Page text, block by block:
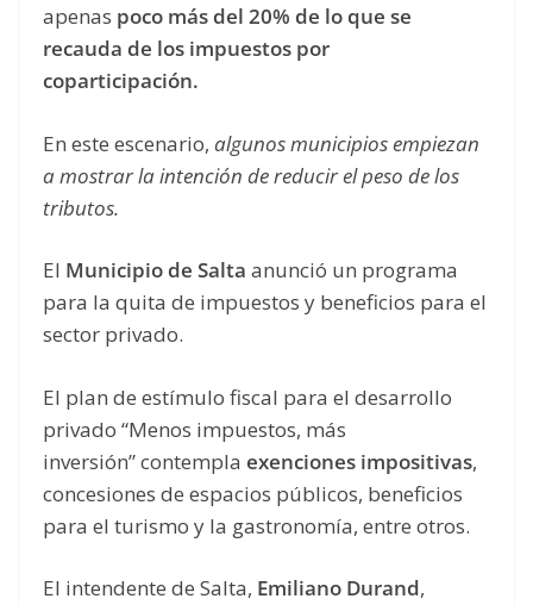
apenas poco más del 20% de lo que se
recauda de los impuestos por
coparticipación.
En este escenario, algunos municipios empiezan
a mostrar la intención de reducir el peso de los
tributos.
El Municipio de Salta anunció un programa
para la quita de impuestos y beneficios para el
sector privado.
El plan de estímulo fiscal para el desarrollo
privado “Menos impuestos, más
inversión” contempla exenciones impositivas,
concesiones de espacios públicos, beneficios
para el turismo y la gastronomía, entre otros.
El intendente de Salta, Emiliano Durand,